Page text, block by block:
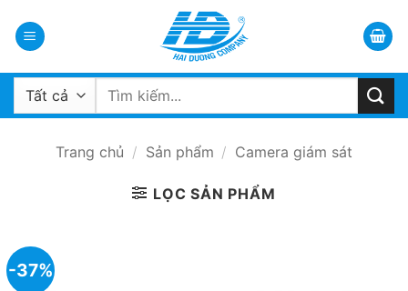
qua
dung
Tìm
Trang chủ / Sản phẩm / Camera giám sát
LỌC SẢN PHẨM
-37%